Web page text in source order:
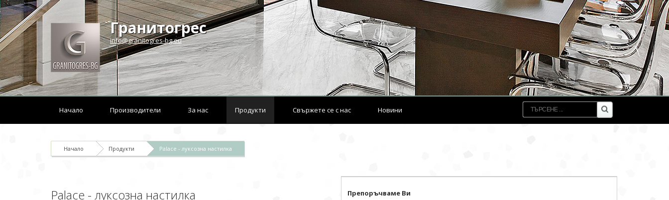
Гранитогрес
info@granitogres-bg.eu
Начало Производители За нас Продукти Свържете се с нас Новини
Начало Продукти Palace - луксозна настилка
Palace - луксозна настилка Препоръчваме Ви